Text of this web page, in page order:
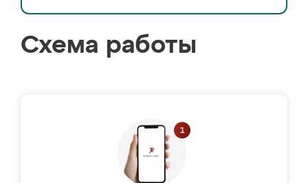
Схема работы